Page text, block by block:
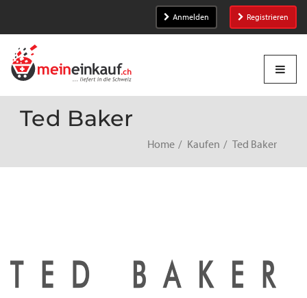
Anmelden Registrieren
Ted Baker
Home Kaufen Ted Baker